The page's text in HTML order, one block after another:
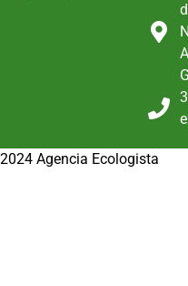
2024 Agencia Ecologista